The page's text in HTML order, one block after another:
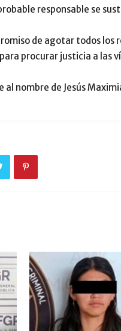
responsable se
de agotar todos los
procurar justicia a las
nombre de Jesús